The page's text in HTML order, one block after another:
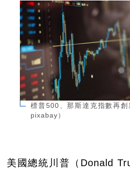
標普500、那斯達克指數再創
pixabay）
美國總統川普（Donald